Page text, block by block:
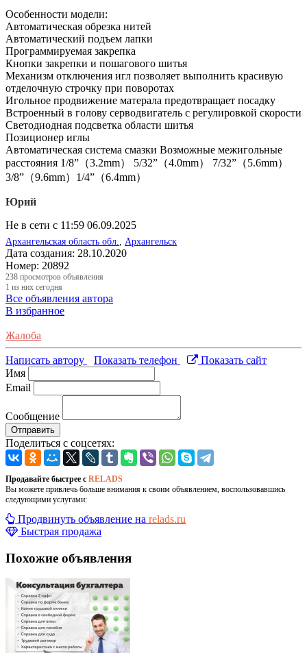
Особенности модели:
Автоматическая обрезка нитей
Автоматический подъем лапки
Программируемая закрепка
Кнопки закрепки и пошагового шитья
Механизм отключения игл позволяет выполнить красивую
отделочную строчку при поворотах
Игольное продвижение матерала предотвращает посадку
Встроенный в голову серводвигатель с регулировкой скорости
Светодиодная подсветка области шитья
Позиционер иглы
Автоматическая система смазки Возможные межигольные
расстояния 1/8”（3.2mm） 5/32”（4.0mm） 7/32”（5.6mm）
3/8”（9.6mm）1/4”（6.4mm）
Юрий
Не в сети с 11:59 06.09.2025
Архангельская область обл. Архангельск
Дата создания: 28.10.2020
Номер: 20892
238 просмотров объявления
1 из них сегодня
Все объявления автора
В избранное
Жалоба
Написать автору Показать телефон
Показать сайт
Имя
Email
Сообщение
Отправить
Поделиться с соцсетях:
Продавайте быстрее с RELADS
Вы можете привлечь больше внимания к своим объявлением, воспользовавшись
следующими услугами:
Продвинуть объявление на relads.ru
Быстрая продажа
Похожие объявления